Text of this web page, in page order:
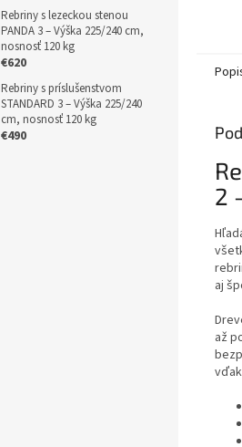
Rebriny s lezeckou stenou
PANDA 3 – Výška 225/240 cm,
nosnosť 120 kg
€620
Rebriny s príslušenstvom
STANDARD 3 – Výška 225/240
cm, nosnosť 120 kg
€490
2
aj
až